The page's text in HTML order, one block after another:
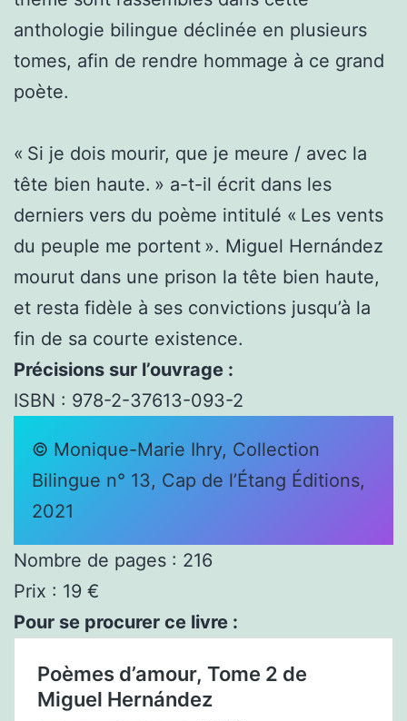
anthologie bilingue déclinée en plusieurs
tomes, afin de rendre hommage à ce grand
poète.
« Si je dois mourir, que je meure / avec la
tête bien haute. » a-t-il écrit dans les
derniers vers du poème intitulé « Les vents
du peuple me portent ». Miguel Hernández
mourut dans une prison la tête bien haute,
et resta fidèle à ses convictions jusqu’à la
fin de sa courte existence.
Précisions sur l’ouvrage :
ISBN : 978-2-37613-093-2
© Monique-Marie Ihry, Collection
Bilingue n° 13, Cap de l’Étang Éditions,
2021
Nombre de pages : 216
Prix : 19 €
Pour se procurer ce livre :